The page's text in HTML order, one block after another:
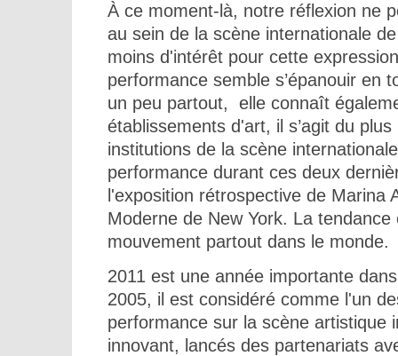
À ce moment-là, notre réflexion ne
au sein de la scène internationale
moins d'intérêt pour cette
performance semble s’épanouir en
un peu partout, elle connaît
établissements d'art, il s’agit du
institutions de la scène
performance durant ces deux
l'exposition rétrospective de Marina
Moderne de New York. La
mouvement partout dans le monde.
2011 est une année importante
2005, il est considéré comme l'un
performance sur la scène artistique
innovant, lancés des partenariats